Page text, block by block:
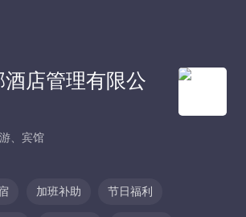
酒店管理有限公
、宾馆
加班补助 节日福利